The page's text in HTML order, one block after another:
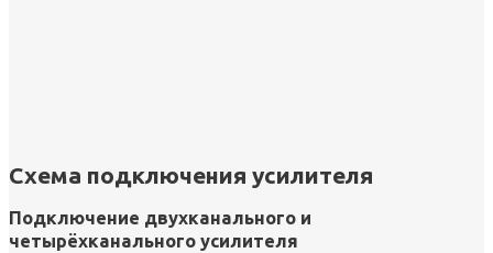
Схема подключения усилителя
Подключение двухканального и
четырёхканального усилителя